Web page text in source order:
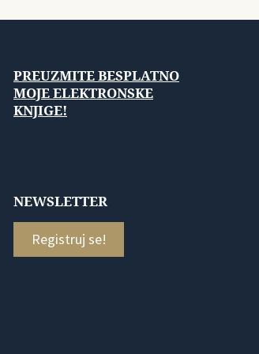
PREUZMITE BESPLATNO
MOJE ELEKTRONSKE
KNJIGE!
NEWSLETTER
Registruj se!